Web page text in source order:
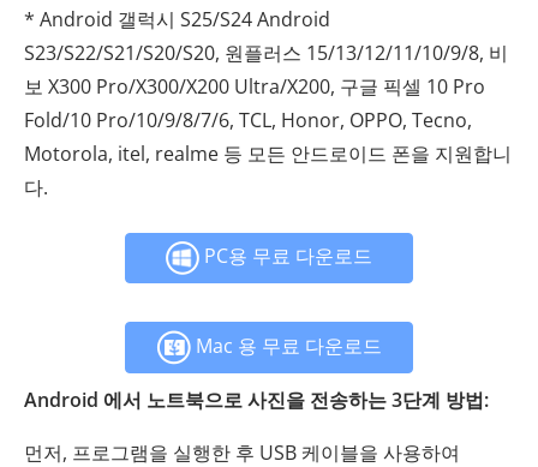
* Android 갤럭시 S25/S24 Android
S23/S22/S21/S20/S20, 원플러스 15/13/12/11/10/9/8, 비
보 X300 Pro/X300/X200 Ultra/X200, 구글 픽셀 10 Pro
Fold/10 Pro/10/9/8/7/6, TCL, Honor, OPPO, Tecno,
Motorola, itel, realme 등 모든 안드로이드 폰을 지원합니
다.
PC용 무료 다운로드
Mac 용 무료 다운로드
Android 에서 노트북으로 사진을 전송하는 3단계 방법:
먼저, 프로그램을 실행한 후 USB 케이블을 사용하여